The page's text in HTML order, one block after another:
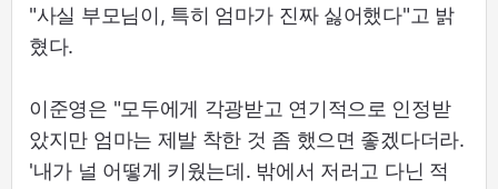
"사실 부모님이, 특히 엄마가 진짜 싫어했다"고 밝
혔다.
이준영은 "모두에게 각광받고 연기적으로 인정받
았지만 엄마는 제발 착한 것 좀 했으면 좋겠다더라.
'내가 널 어떻게 키웠는데. 밖에서 저러고 다닌 적